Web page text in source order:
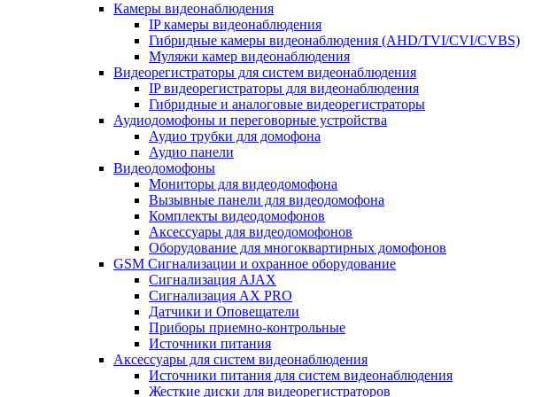
Камеры видеонаблюдения
IP камеры видеонаблюдения
Гибридные камеры видеонаблюдения (AHD/TVI/CVI/CVBS)
Муляжи камер видеонаблюдения
Видеорегистраторы для систем видеонаблюдения
IP видеорегистраторы для видеонаблюдения
Гибридные и аналоговые видеорегистраторы
Аудиодомофоны и переговорные устройства
Аудио трубки для домофона
Аудио панели
Видеодомофоны
Мониторы для видеодомофона
Вызывные панели для видеодомофона
Комплекты видеодомофонов
Аксессуары для видеодомофонов
Оборудование для многоквартирных домофонов
GSM Сигнализации и охранное оборудование
Сигнализация AJAX
Сигнализация AX PRO
Датчики и Оповещатели
Приборы приемно-контрольные
Источники питания
Аксессуары для систем видеонаблюдения
Источники питания для систем видеонаблюдения
Жесткие диски для видеорегистраторов